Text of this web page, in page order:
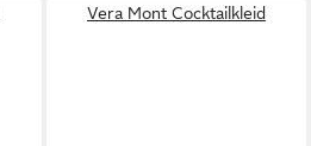
Vera Mont Cocktailkleid